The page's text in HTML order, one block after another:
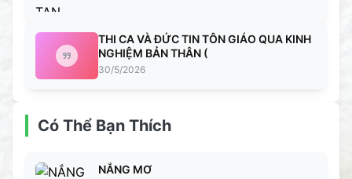
THI CA VÀ ĐỨC TIN TÔN GIÁO QUA KINH
NGHIỆM BẢN THÂN (
30/5/2026
Có Thể Bạn Thích
NẮNG MƠ